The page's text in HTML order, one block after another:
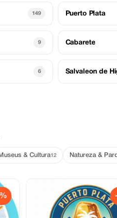
149 Puerto Plata
9 Cabarete
6 Salvaleon de
& Cultura12 Natureza &